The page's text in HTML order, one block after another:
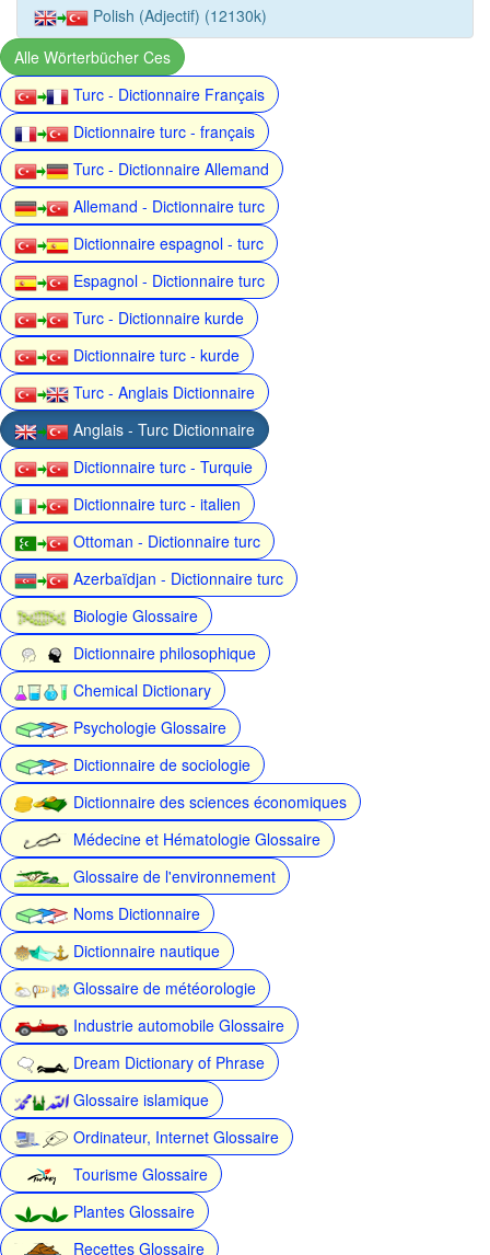
Polish (Adjectif) (12130k)
Alle Wörterbücher Ces
Turc - Dictionnaire Français
Dictionnaire turc - français
Turc - Dictionnaire Allemand
Allemand - Dictionnaire turc
Dictionnaire espagnol - turc
Espagnol - Dictionnaire turc
Turc - Dictionnaire kurde
Dictionnaire turc - kurde
Turc - Anglais Dictionnaire
Anglais - Turc Dictionnaire
Dictionnaire turc - Turquie
Dictionnaire turc - italien
Ottoman - Dictionnaire turc
Azerbaïdjan - Dictionnaire turc
Biologie Glossaire
Dictionnaire philosophique
Chemical Dictionary
Psychologie Glossaire
Dictionnaire de sociologie
Dictionnaire des sciences économiques
Médecine et Hématologie Glossaire
Glossaire de l'environnement
Noms Dictionnaire
Dictionnaire nautique
Glossaire de météorologie
Industrie automobile Glossaire
Dream Dictionary of Phrase
Glossaire islamique
Ordinateur, Internet Glossaire
Tourisme Glossaire
Plantes Glossaire
Recettes Glossaire